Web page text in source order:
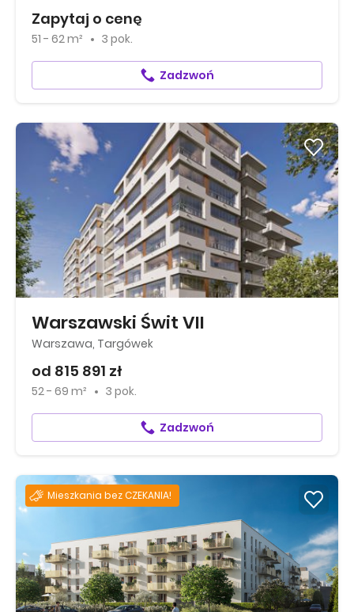
Zapytaj o cenę
51 - 62 m² 3 pok.
Zadzwoń
Warszawski Świt VII
Warszawa, Targówek
od 815 891 zł
52 - 69 m² 3 pok.
Zadzwoń
Mieszkania bez CZEKANIA!